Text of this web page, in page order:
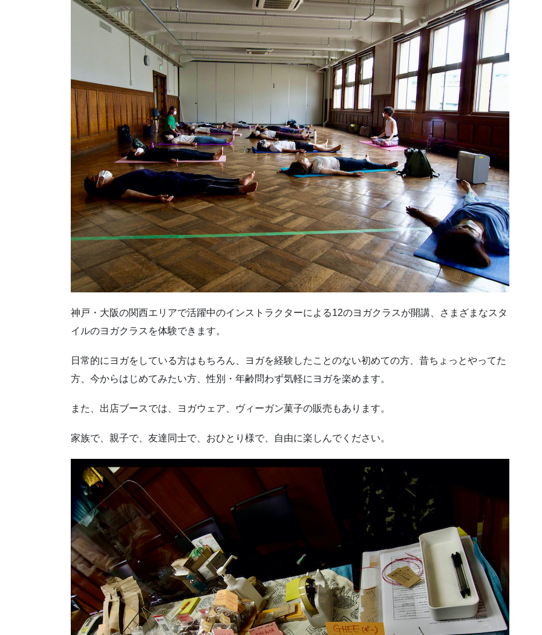
神戸・大阪の関西エリアで活躍中のインストラクターによる12のヨガクラスが開講、さまざまなスタ
イルのヨガクラスを体験できます。
日常的にヨガをしている方はもちろん、ヨガを経験したことのない初めての方、昔ちょっとやってた
方、今からはじめてみたい方、性別・年齢問わず気軽にヨガを楽めます。
また、出店ブースでは、ヨガウェア、ヴィーガン菓子の販売もあります。
家族で、親子で、友達同士で、おひとり様で、自由に楽しんでください。